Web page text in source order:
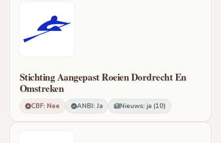
Stichting Aangepast Roeien Dordrecht En
Omstreken
CBF: Nee ANBI: Ja Nieuws: ja (10)